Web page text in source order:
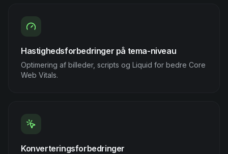
Hastighedsforbedringer på tema-niveau
Optimering af billeder, scripts og Liquid for bedre Core
Web Vitals.
Konverteringsforbedringer